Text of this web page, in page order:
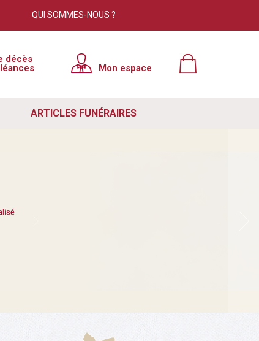
QUI SOMMES-NOUS ?
décès
Mon espace
ARTICLES FUNÉRAIRES